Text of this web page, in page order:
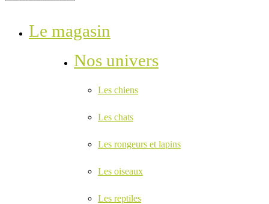
Le magasin
Nos univers
Les chiens
Les chats
Les rongeurs et lapins
Les oiseaux
Les reptiles